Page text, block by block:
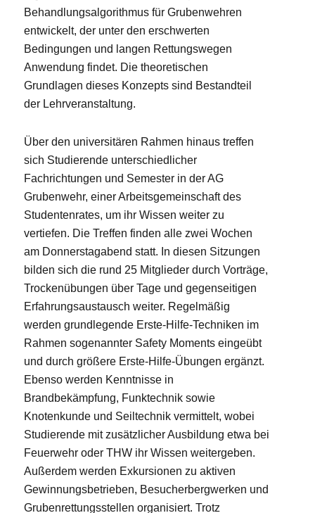
Behandlungsalgorithmus für Grubenwehren
entwickelt, der unter den erschwerten
Bedingungen und langen Rettungswegen
Anwendung findet. Die theoretischen
Grundlagen dieses Konzepts sind Bestandteil
der Lehrveranstaltung.
Über den universitären Rahmen hinaus treffen
sich Studierende unterschiedlicher
Fachrichtungen und Semester in der AG
Grubenwehr, einer Arbeitsgemeinschaft des
Studentenrates, um ihr Wissen weiter zu
vertiefen. Die Treffen finden alle zwei Wochen
am Donnerstagabend statt. In diesen Sitzungen
bilden sich die rund 25 Mitglieder durch Vorträge,
Trockenübungen über Tage und gegenseitigen
Erfahrungsaustausch weiter. Regelmäßig
werden grundlegende Erste-Hilfe-Techniken im
Rahmen sogenannter Safety Moments eingeübt
und durch größere Erste-Hilfe-Übungen ergänzt.
Ebenso werden Kenntnisse in
Brandbekämpfung, Funktechnik sowie
Knotenkunde und Seiltechnik vermittelt, wobei
Studierende mit zusätzlicher Ausbildung etwa bei
Feuerwehr oder THW ihr Wissen weitergeben.
Außerdem werden Exkursionen zu aktiven
Gewinnungsbetrieben, Besucherbergwerken und
Grubenrettungsstellen organisiert. Trotz